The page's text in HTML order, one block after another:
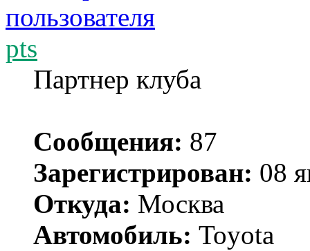
pts
Партнер клуба
Сообщения: 87
Зарегистрирован: 08
Откуда: Москва
Автомобиль: Toyota